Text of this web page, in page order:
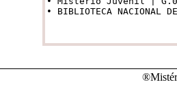
• BIBLIOTECA NACIONAL